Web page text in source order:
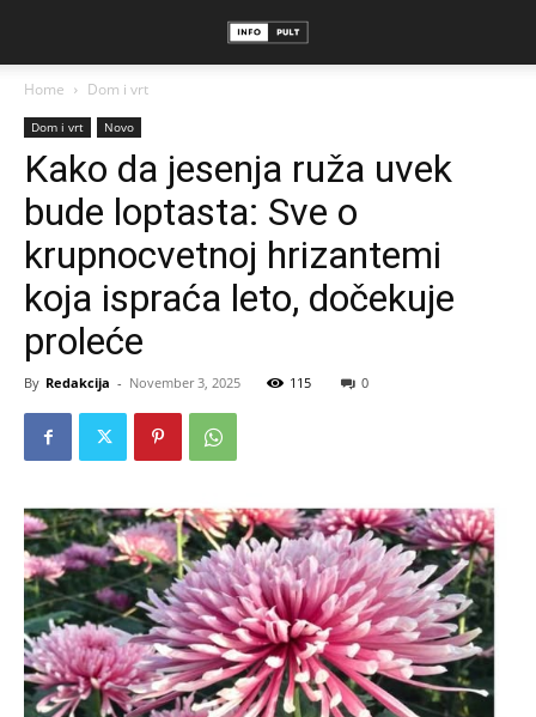
Home Dom i vrt
Dom i vrt Novo
Kako da jesenja ruža uvek
bude loptasta: Sve o
krupnocvetnoj hrizantemi
koja ispraća leto, dočekuje
proleće
By Redakcija - November 3, 2025 115 0